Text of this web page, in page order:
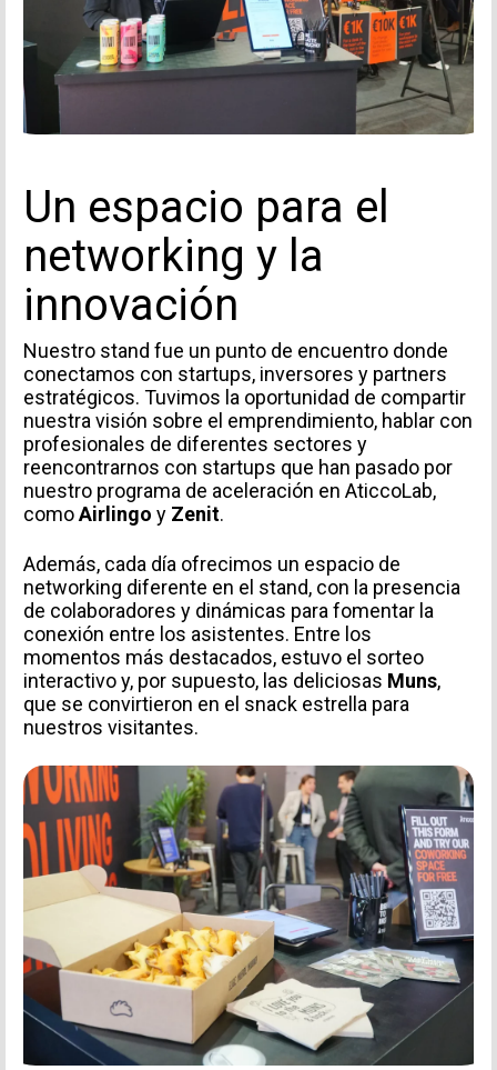
Un espacio para el
networking y la
innovación
Nuestro stand fue un punto de encuentro donde
conectamos con startups, inversores y partners
estratégicos. Tuvimos la oportunidad de compartir
nuestra visión sobre el emprendimiento, hablar con
profesionales de diferentes sectores y
reencontrarnos con startups que han pasado por
nuestro programa de aceleración en AticcoLab,
comoAirlingo y Zenit.
Además, cada día ofrecimos un espacio de
networking diferente en el stand, con la presencia
de colaboradores y dinámicas para fomentar la
conexión entre los asistentes. Entre los
momentos más destacados, estuvo el sorteo
interactivo y, por supuesto, las deliciosas Muns,
que se convirtieron en el snack estrella para
nuestros visitantes.